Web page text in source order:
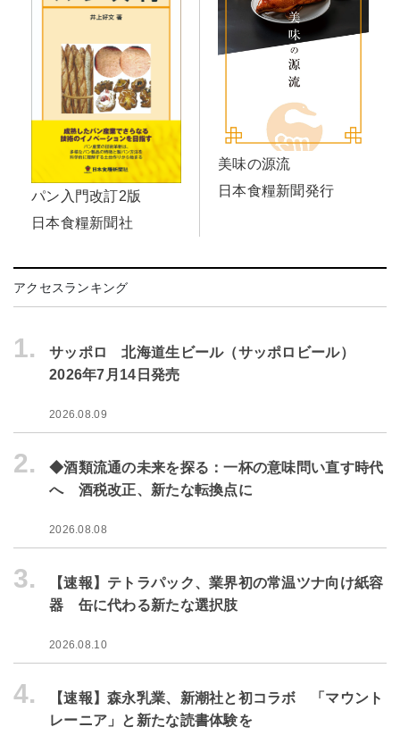
パン入門改訂2版
日本食糧新聞社
美味の源流
日本食糧新聞発行
アクセスランキング
1.
サッポロ 北海道生ビール（サッポロビール）
2026年7月14日発売
2026.08.09
2.
◆酒類流通の未来を探る：一杯の意味問い直す時代
へ 酒税改正、新たな転換点に
2026.08.08
3.
【速報】テトラパック、業界初の常温ツナ向け紙容
器 缶に代わる新たな選択肢
2026.08.10
4.
【速報】森永乳業、新潮社と初コラボ 「マウント
レーニア」と新たな読書体験を